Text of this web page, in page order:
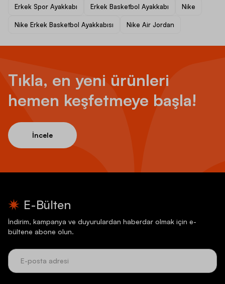
Erkek Spor Ayakkabı Erkek Basketbol Ayakkabı Nike
Nike Erkek Basketbol Ayakkabısı Nike Air Jordan
Tıkla, en yeni ürünleri
hemen keşfetmeye başla!
İncele
E-Bülten
İndirim, kampanya ve duyurulardan haberdar olmak için e-
bültene abone olun.